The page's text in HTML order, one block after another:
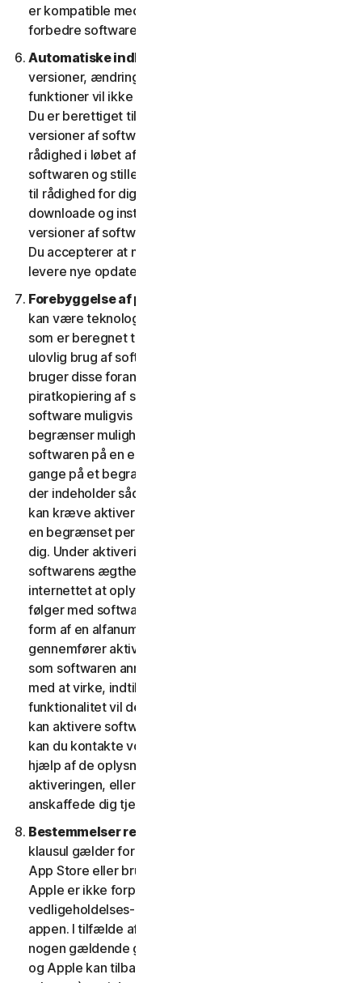
er kompatible med softwaren eller med henblik på at
forbedre softwarens overordnede funktionalitet.
Automatiske indholdsopdateringer.
versioner, ændringer, opdateringer, forbedringer eller
funktioner vil ikke være til rådighed på alle platforme.
Du er berettiget til at modtage nye funktioner og
versioner af softwaren, som vi fra tid til anden stiller til
rådighed i løbet af tjenestens løbetid. For at optimere
softwaren og stille den seneste version af softwaren
til rådighed for dig accepterer du, at softwaren kan
downloade og installere nye opdateringer og
versioner af softwaren, når de stilles til rådighed af os.
Du accepterer at modtage og giver os tilladelse til at
levere nye opdateringer og versioner til din enhed.
Forebyggelse af piratkopiering af software.
kan være teknologiske forholdsregler i softwaren,
som er beregnet til at forhindre uautoriseret eller
ulovlig brug af softwaren. Du accepterer, at vi muligvis
bruger disse foranstaltninger til at beskytte os mod
piratkopiering af software (f.eks. indeholder denne
software muligvis håndhævelsesteknologi, som
begrænser muligheden for at afinstallere og fjerne
softwaren på en enhed mere end et begrænset antal
gange på et begrænset antal enheder). Softwaren,
der indeholder sådanne teknologiske foranstaltninger,
kan kræve aktivering. I så fald virker softwaren kun i
en begrænset periode, indtil den bliver aktiveret af
dig. Under aktiveringen vil du måske – for at bekræfte
softwarens ægthed – blive anmodet om via
internettet at oplyse din unikke aktiveringsnøgle, som
følger med softwaren og enhedskonfigurationen i
form af en alfanumerisk kode. Hvis du ikke
gennemfører aktiveringen inden for den periode, eller
som softwaren anmoder om, vil softwaren holde op
med at virke, indtil aktiveringen er fuldført; softwarens
funktionalitet vil derefter blive retableret. Hvis du ikke
kan aktivere softwaren under aktiveringsprocessen,
kan du kontakte vores kundeservice og support ved
hjælp af de oplysninger, du modtog under
aktiveringen, eller som du fik af din udbyder, hvis du
anskaffede dig tjenesten fra denne.
Bestemmelser relateret til Apple App Store.
klausul gælder for enhver software, du får fra Apple
App Store eller bruger som en app på en iOS-enhed.
Apple er ikke forpligtet til at levere nogen
vedligeholdelses- og supporttjenester med hensyn til
appen. I tilfælde af, at softwaren ikke overholder
nogen gældende garanti, kan du give Apple besked,
og Apple kan tilbagebetale appkøbsprisen til dig (hvis